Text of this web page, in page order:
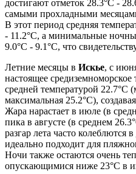
достигают отметок 28.3°C -
самыми прохладными
В этот период средняя
- 11.2°C, а минимальные
9.0°C - 9.1°C, что
Летние месяцы в Искье, с
настоящее
средней температурой 22.7°C
максимальная 25.2°C),
Жара нарастает в июле (в
пика в августе (в среднем
разгар лета часто колеблются
идеально подходит для
Ночи также остаются очень
опускающимися ниже 23°C в